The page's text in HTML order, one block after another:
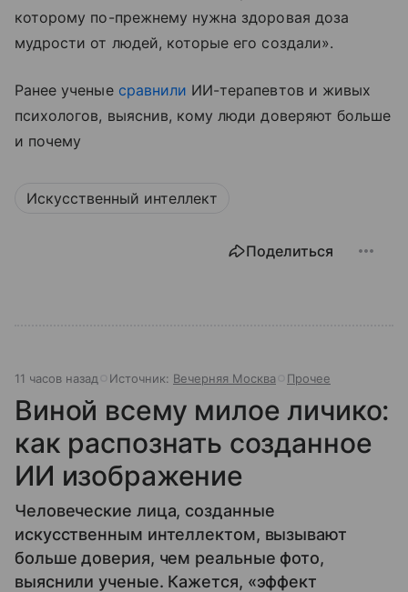
которому по-прежнему нужна здоровая доза
мудрости от людей, которые его создали».
Ранее ученые сравнили ИИ-терапевтов и живых
психологов, выяснив, кому люди доверяют больше
и почему
Искусственный интеллект
Поделиться
11 часов назад Источник: Вечерняя Москва Прочее
Виной всему милое личико:
как распознать созданное
ИИ изображение
Человеческие лица, созданные
искусственным интеллектом, вызывают
больше доверия, чем реальные фото,
выяснили ученые. Кажется, «эффект